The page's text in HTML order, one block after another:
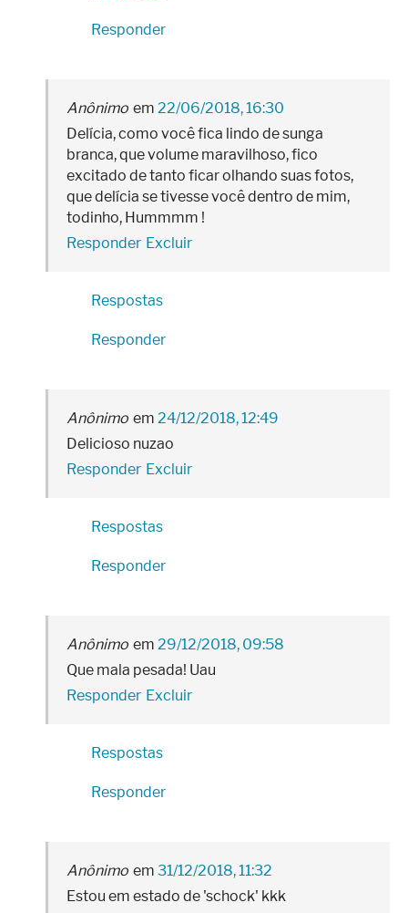
Responder
Anônimo
22/06/2018, 16:30
Delícia, como você fica lindo de sunga
branca, que volume maravilhoso, fico
excitado de tanto ficar olhando suas fotos,
que delícia se tivesse você dentro de mim,
todinho, Hummmm !
Responder Excluir
Respostas
Responder
Anônimo
24/12/2018, 12:49
Delicioso nuzao
Responder Excluir
Respostas
Responder
Anônimo
29/12/2018, 09:58
Que mala pesada! Uau
Responder Excluir
Respostas
Responder
Anônimo
31/12/2018, 11:32
Estou em estado de 'schock' kkk